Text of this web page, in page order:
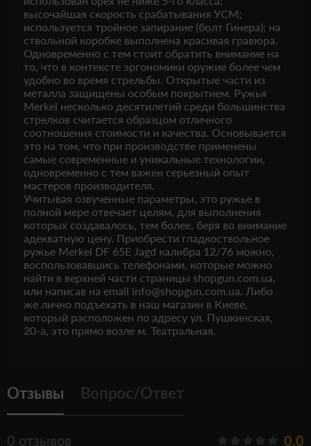
высочайшая скорость срабатывания УСМ;
используется тройное запирание (болт Гинера); на
ствольной коробке выполнена красивая гравюра.
Одновременно с тем стоит обратить внимание на
то, что в контексте эргономики оружие более чем
удобно во время стрельбы. Открытые части из
металла защищены особым покрытием. Ружья
Merkel несколько десятилетий среди большинства
стрелков считается образцом отличного
соотношения стоимости и качества. Основывается
это на том, что при производстве применены
самые современные и уникальные технологии,
одновременно с тем важен серьезный опыт
мастеров производителя.
Учитывая озвученные параметры, это ружье в
полной мере отвечает целям, для выполнения
которых создавалось, тем более, беря во внимание
адекватную цену. Приобрести гладкоствольное
ружье Merkel DF 65Е Jagd калибра 12/76 можно,
воспользовавшись телефонами, которые можно
найти в верхней части страницы shopgun.com.ua,
или написав на email info@shopgun.com.ua. Либо
же лично подъехать в наш магазин в Киеве,
который расположен по адресу ул. Пушкинская,
20-а, это прямо возле м. Театральная.
Отзывы Вопрос/Ответ
0 отзывов 0.0